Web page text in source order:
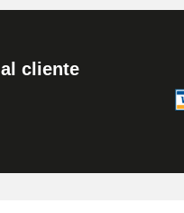
cliente